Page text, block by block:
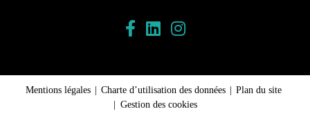
Mentions légales Charte d’utilisation des données
Plan du site
Gestion des cookies